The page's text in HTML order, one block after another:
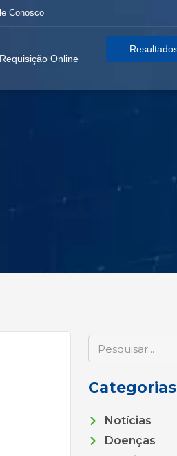
Conosco
Requisição Online
e
r
h
Categorias
Notícias
Doenças